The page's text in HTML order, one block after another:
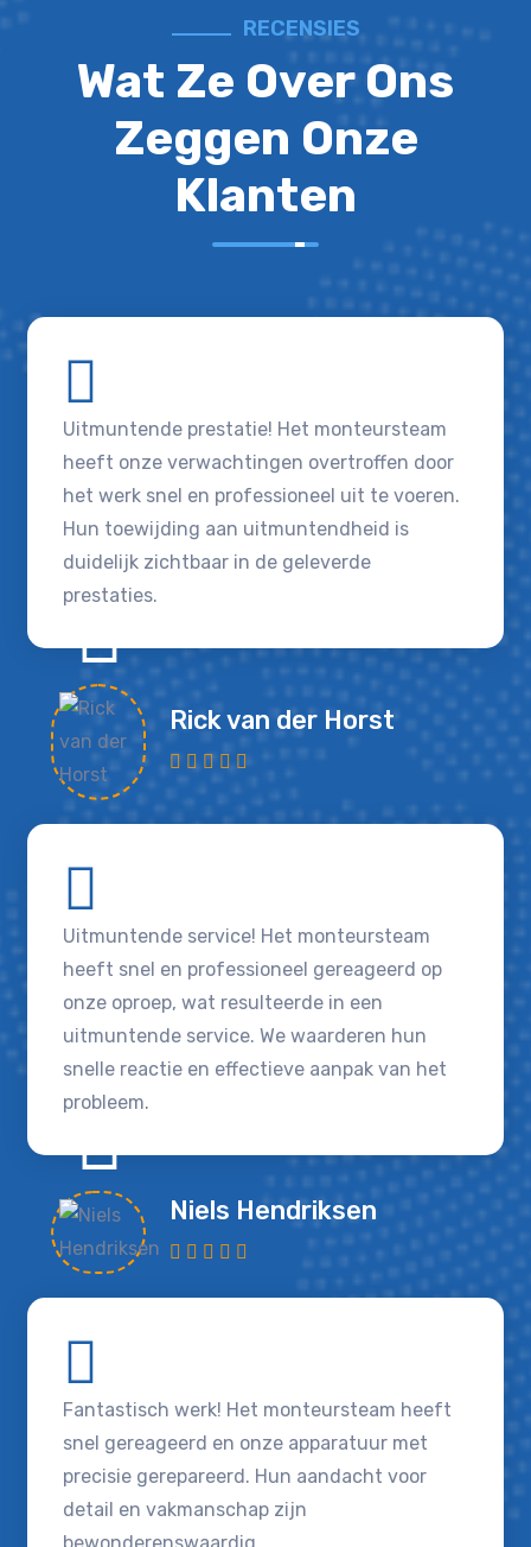
RECENSIES
Wat Ze Over Ons
Zeggen Onze
Klanten
Uitmuntende prestatie! Het monteursteam
heeft onze verwachtingen overtroffen door
het werk snel en professioneel uit te voeren.
Hun toewijding aan uitmuntendheid is
duidelijk zichtbaar in de geleverde
prestaties.
Rick van der Horst
Uitmuntende service! Het monteursteam
heeft snel en professioneel gereageerd op
onze oproep, wat resulteerde in een
uitmuntende service. We waarderen hun
snelle reactie en effectieve aanpak van het
probleem.
Niels Hendriksen
Fantastisch werk! Het monteursteam heeft
snel gereageerd en onze apparatuur met
precisie gerepareerd. Hun aandacht voor
detail en vakmanschap zijn